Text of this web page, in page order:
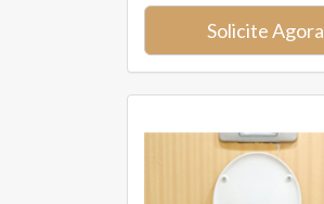
Solicite Agora